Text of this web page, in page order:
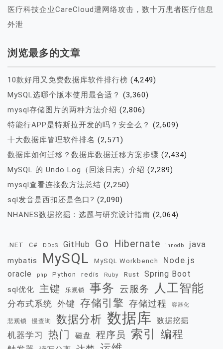
医疗科技企业CareCloud遭网络攻击，数十万患者医疗信息
外泄
浏览最多的文章
10款好用又免费数据库软件排行榜 (4,249)
MySQL选哪个版本使用最合适？ (3,360)
mysql存储图片的两种方法介绍 (2,806)
特能行APP是特斯拉开发的吗？安全么？ (2,609)
十大数据库管理软件排名 (2,571)
数据库如何迁移？数据库数据迁移方案步骤 (2,434)
MySQL 的 Undo Log（回滚日志）介绍 (2,289)
mysql查看连接数方法总结 (2,250)
sql发音是西扣还是色口? (2,090)
NHANES数据挖掘：选题与研究设计指南 (2,064)
.NET C# DDoS GitHub Go Hibernate innodb java
mybatis MySQL MySQL Workbench Node.js
oracle php Python redis Ruby Rust Spring Boot
sql优化 主键 乐观锁 事务 云服务 人工智能
分布式系统 外键 存储引擎 存储过程 容器化
悲观锁 慢查询 数据分析 数据库 数据挖掘
机器学习 热门 磁盘 程序员 索引 编程